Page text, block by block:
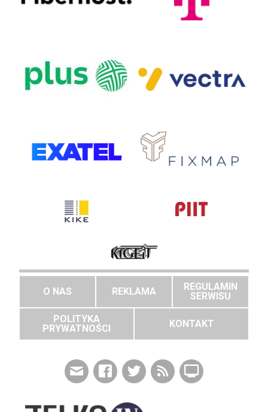
O NAS REKLAMA
REGULAMIN
SERWISU
POLITYKA
PRYWATNOŚCI
KONTAKT